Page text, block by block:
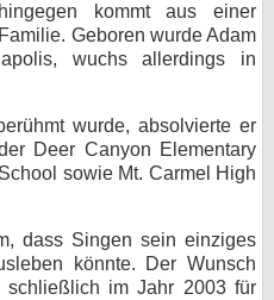
kommt aus einer
Geboren wurde Adam
wuchs allerdings in
wurde, absolvierte er
Deer Canyon Elementary
sowie Mt. Carmel High
dass Singen sein einziges
könnte. Der Wunsch
im Jahr 2003 für
Ansicht